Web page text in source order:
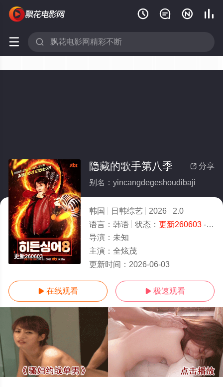
   
 
更新260603
 分享
隐藏的歌手第八季
别名：yincangdegeshoudibaji
韩国 日韩综艺 2026
2.0
语言： 韩语 状态： 更新260603- 免费在线观看
导演： 未知
主演： 全炫茂
更新时间： 2026-06-03
 在线观看  极速观看